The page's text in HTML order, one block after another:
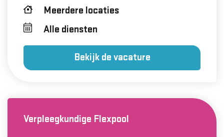
Meerdere locaties
Alle diensten
Bekijk de vacature
Verpleegkundige Flexpool